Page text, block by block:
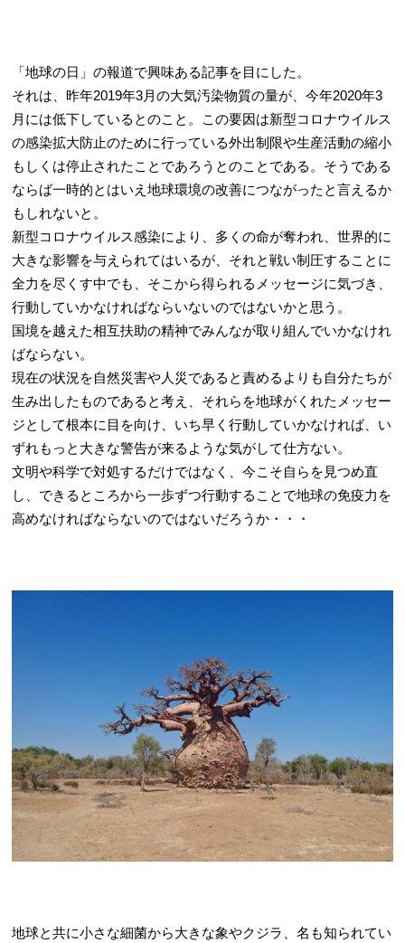
「地球の日」の報道で興味ある記事を目にした。
それは、昨年2019年3月の大気汚染物質の量が、今年2020年3
月には低下しているとのこと。この要因は新型コロナウイルス
の感染拡大防止のために行っている外出制限や生産活動の縮小
もしくは停止されたことであろうとのことである。そうである
ならば一時的とはいえ地球環境の改善につながったと言えるか
もしれないと。
新型コロナウイルス感染により、多くの命が奪われ、世界的に
大きな影響を与えられてはいるが、それと戦い制圧することに
全力を尽くす中でも、そこから得られるメッセージに気づき、
行動していかなければならいないのではないかと思う。
国境を越えた相互扶助の精神でみんなが取り組んでいかなけれ
ばならない。
現在の状況を自然災害や人災であると責めるよりも自分たちが
生み出したものであると考え、それらを地球がくれたメッセー
ジとして根本に目を向け、いち早く行動していかなければ、い
ずれもっと大きな警告が来るような気がして仕方ない。
文明や科学で対処するだけではなく、今こそ自らを見つめ直
し、できるところから一歩ずつ行動することで地球の免疫力を
高めなければならないのではないだろうか・・・
地球と共に小さな細菌から大きな象やクジラ、名も知られてい